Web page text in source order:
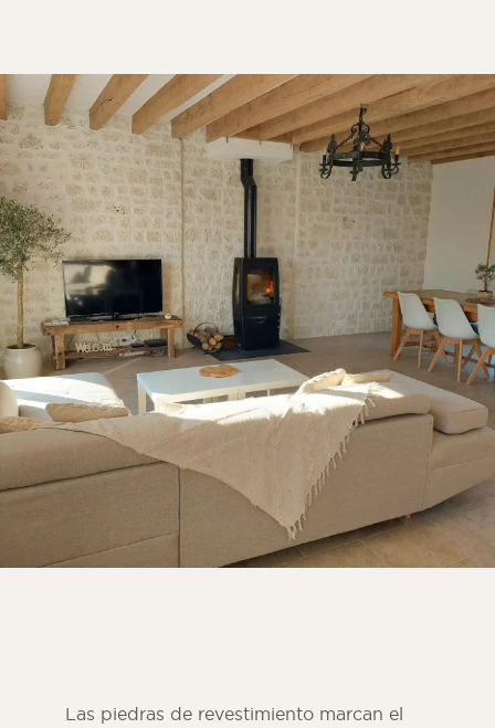
Cuarto de baño
TODOS LOS ESPACIOS INTERIORES
Por espacio exterior
Frente
Terraza
Piscina
Instalaciones exteriores
TODOS LOS ESPACIOS EXTERIORES
Las piedras de revestimiento marcan el